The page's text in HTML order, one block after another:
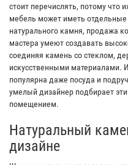
стоит перечислять, потому что
мебель может иметь
натурального камня, продажа
мастера умеют создавать
соединяя камень со стеклом,
искусственными материалами.
популярна даже посуда и
умелый дизайнер подбирает
помещением.
Натуральный
дизайне